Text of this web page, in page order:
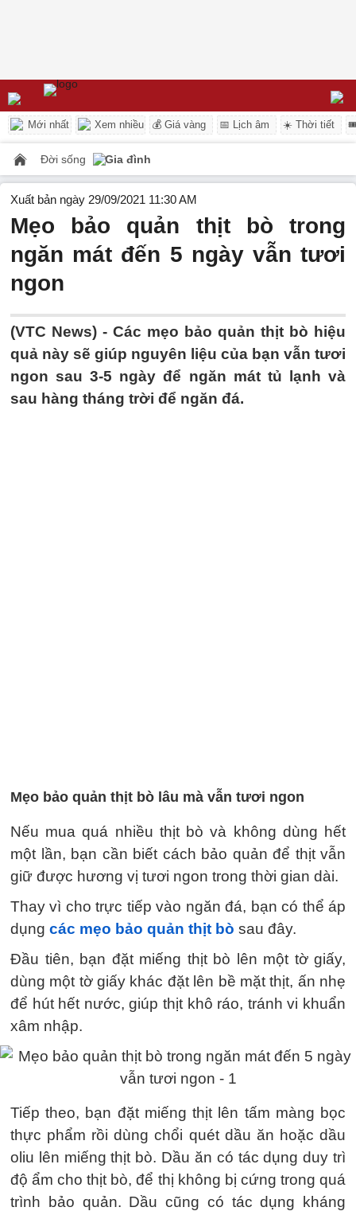
Mới nhất Xem nhiều 💰 Giá vàng 📅 Lịch âm ☀️ Thời tiết
Đời sống Gia đình
Xuất bản ngày 29/09/2021 11:30 AM
Mẹo bảo quản thịt bò trong
ngăn mát đến 5 ngày vẫn tươi
ngon
(VTC News) - Các mẹo bảo quản thịt bò hiệu
quả này sẽ giúp nguyên liệu của bạn vẫn tươi
ngon sau 3-5 ngày để ngăn mát tủ lạnh và
sau hàng tháng trời để ngăn đá.
Mẹo bảo quản thịt bò lâu mà vẫn tươi ngon
Nếu mua quá nhiều thịt bò và không dùng hết
một lần, bạn cần biết cách bảo quản để thịt vẫn
giữ được hương vị tươi ngon trong thời gian dài.
Thay vì cho trực tiếp vào ngăn đá, bạn có thể áp
dụng các mẹo bảo quản thịt bò sau đây.
Đầu tiên, bạn đặt miếng thịt bò lên một tờ giấy,
dùng một tờ giấy khác đặt lên bề mặt thịt, ấn nhẹ
để hút hết nước, giúp thịt khô ráo, tránh vi khuẩn
xâm nhập.
Tiếp theo, bạn đặt miếng thịt lên tấm màng bọc
thực phẩm rồi dùng chổi quét dầu ăn hoặc dầu
oliu lên miếng thịt bò. Dầu ăn có tác dụng duy trì
độ ẩm cho thịt bò, để thị không bị cứng trong quá
trình bảo quản. Dầu cũng có tác dụng kháng